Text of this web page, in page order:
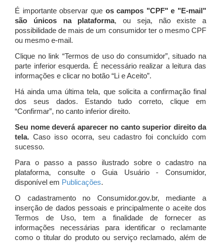
É importante observar que os campos "CPF" e "E-mail"
são únicos na plataforma, ou seja, não existe a
possibilidade de mais de um consumidor ter o mesmo CPF
ou mesmo e-mail.
Clique no link “Termos de uso do consumidor”, situado na
parte inferior esquerda. É necessário realizar a leitura das
informações e clicar no botão “Li e Aceito”.
Há ainda uma última tela, que solicita a confirmação final
dos seus dados. Estando tudo correto, clique em
“Confirmar”, no canto inferior direito.
Seu nome deverá aparecer no canto superior direito da
tela. Caso isso ocorra, seu cadastro foi concluído com
sucesso.
Para o passo a passo ilustrado sobre o cadastro na
plataforma, consulte o Guia Usuário - Consumidor,
disponível em Publicações.
O cadastramento no Consumidor.gov.br, mediante a
inserção de dados pessoais e principalmente o aceite dos
Termos de Uso, tem a finalidade de fornecer as
informações necessárias para identificar o reclamante
como o titular do produto ou serviço reclamado, além de